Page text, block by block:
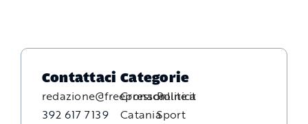
Contattaci
redazione@freepressonline.it
392 617 7139
Categorie
Cronaca
Catania
Politica
Sport